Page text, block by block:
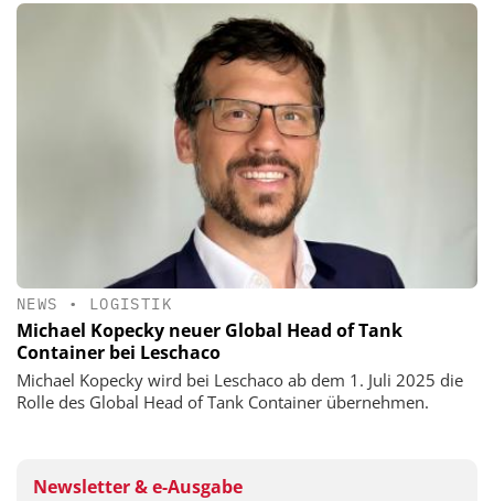
NEWS • LOGISTIK
Michael Kopecky neuer Global Head of Tank
Container bei Leschaco
Michael Kopecky wird bei Leschaco ab dem 1. Juli 2025 die
Rolle des Global Head of Tank Container übernehmen.
Newsletter & e-Ausgabe